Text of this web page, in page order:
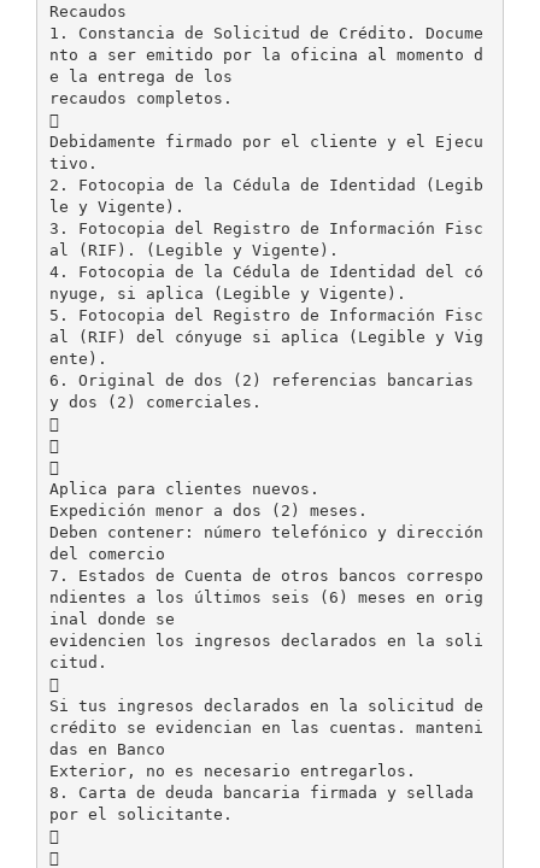
Recaudos
1. Constancia de Solicitud de Crédito. Docume
nto a ser emitido por la oficina al momento d
e la entrega de los
recaudos completos.

Debidamente firmado por el cliente y el Ejecu
tivo.
2. Fotocopia de la Cédula de Identidad (Legib
le y Vigente).
3. Fotocopia del Registro de Información Fisc
al (RIF). (Legible y Vigente).
4. Fotocopia de la Cédula de Identidad del có
nyuge, si aplica (Legible y Vigente).
5. Fotocopia del Registro de Información Fisc
al (RIF) del cónyuge si aplica (Legible y Vig
ente).
6. Original de dos (2) referencias bancarias
y dos (2) comerciales.



Aplica para clientes nuevos.
Expedición menor a dos (2) meses.
Deben contener: número telefónico y dirección
del comercio
7. Estados de Cuenta de otros bancos correspo
ndientes a los últimos seis (6) meses en orig
inal donde se
evidencien los ingresos declarados en la soli
citud.

Si tus ingresos declarados en la solicitud de
crédito se evidencian en las cuentas. manteni
das en Banco
Exterior, no es necesario entregarlos.
8. Carta de deuda bancaria firmada y sellada
por el solicitante.

